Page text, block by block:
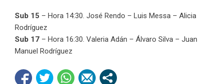
Sub 15 – Hora 14:30. José Rendo – Luis Messa – Alicia
Rodríguez
Sub 17 – Hora 16:30. Valeria Adán – Álvaro Silva – Juan
Manuel Rodríguez